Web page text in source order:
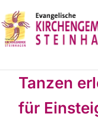
Tanzen
für